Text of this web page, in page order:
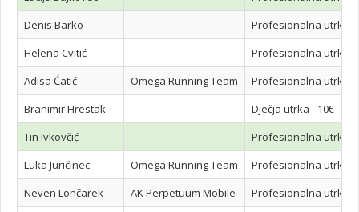
Denis Barko
Profesionalna utrka
Helena Cvitić
Profesionalna utrka
Adisa Ćatić
Omega Running Team
Profesionalna utrka
Branimir Hrestak
Dječja utrka - 10€
Tin Ivkovčić
Profesionalna utrka
Luka Juričinec
Omega Running Team
Profesionalna utrka
Neven Lončarek
AK Perpetuum Mobile
Profesionalna utrka